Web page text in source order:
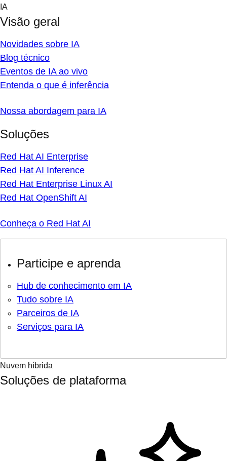
Skip
content
IA
Visão geral
Novidades sobre IA
Blog técnico
Eventos de IA ao vivo
Entenda o que é inferência
Nossa abordagem para IA
Soluções
Red Hat AI Enterprise
Red Hat AI Inference
Red Hat Enterprise Linux AI
Red Hat OpenShift AI
Conheça o Red Hat AI
Participe e aprenda
Hub de conhecimento em IA
Tudo sobre IA
Parceiros de IA
Serviços para IA
Nuvem híbrida
Soluções de plataforma